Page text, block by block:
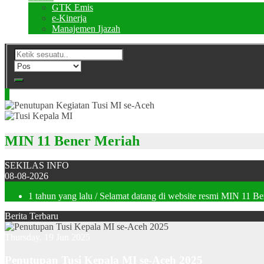
GTK Emis
e-Kinerja
Manajemen Ijazah
MIN 11 Bener Meriah
SEKILAS INFO
08-08-2026
1 tahun yang lalu / Selamat datang di website resmi MIN 11
Berita Terbaru